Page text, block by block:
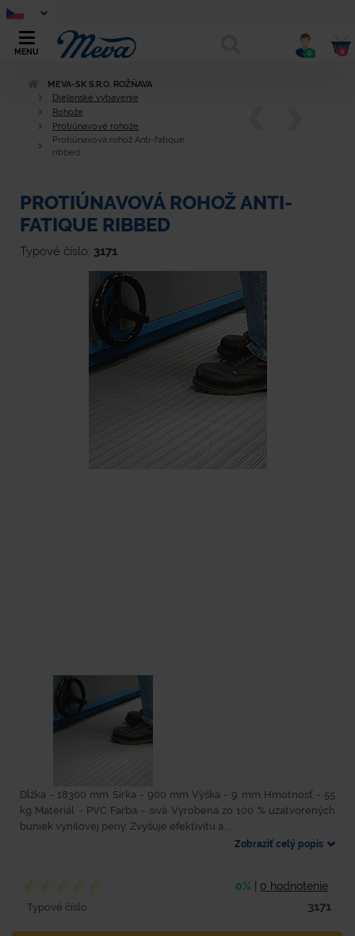
MENU 0 0
MEVA-SK S.R.O. ROŽŇAVA
Dielenské vybavenie
Rohože
Protiúnavové rohože
Protiúnavová rohož Anti-fatique
ribbed
PROTIÚNAVOVÁ ROHOŽ ANTI-
FATIQUE RIBBED
Typové číslo: 3171
Dĺžka - 18300 mm Šírka - 900 mm Výška - 9 mm Hmotnosť - 55
kg Materiál - PVC Farba - sivá Vyrobená zo 100 % uzatvorených
buniek vynilovej peny. Zvyšuje efektivitu a...
Zobraziť celý popis
0% 0 hodnotenie
Typové číslo 3171